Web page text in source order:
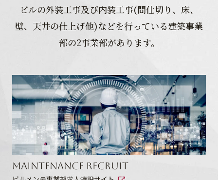
ビルの外装工事及び内装工事(間仕切り、床、
壁、天井の仕上げ他)などを行っている建築事業
部の2事業部があります。
Maintenance Recruit